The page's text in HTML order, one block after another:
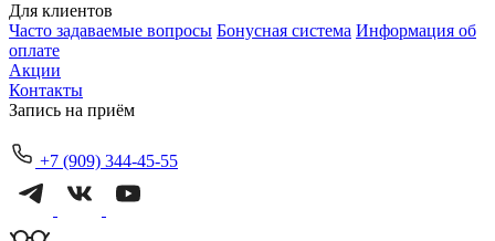
Для клиентов
Часто задаваемые вопросы Бонусная система Информация об
оплате
Акции
Контакты
Запись на приём
+7 (909) 344-45-55